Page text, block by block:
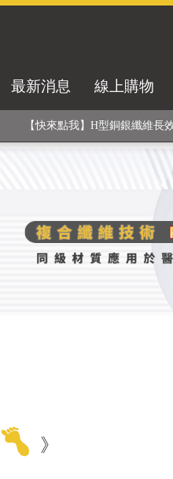
最新消息 線上購物
銅銀鍺元素融合紗線，長效
【快來點我】H型銅銀纖維長
【快來點我】三
》